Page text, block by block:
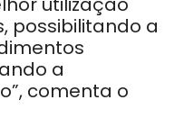
possibilitando a
a
comenta o